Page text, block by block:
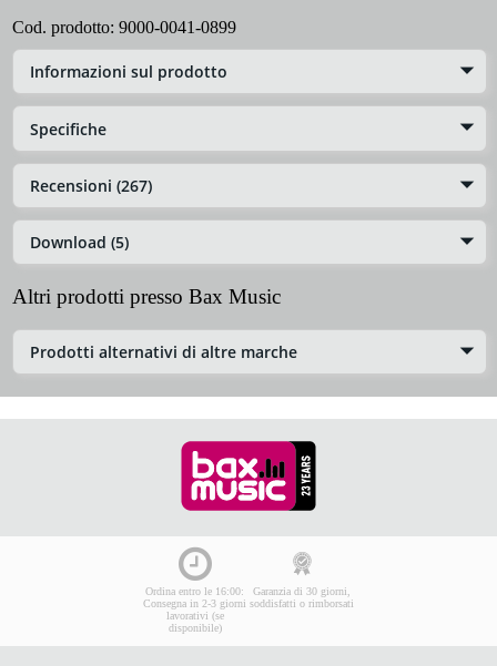
Cod. prodotto: 9000-0041-0899
Informazioni sul prodotto
Specifiche
Recensioni (267)
Download (5)
Altri prodotti presso Bax Music
Prodotti alternativi di altre marche
Ordina entro le 16:00:
Consegna in 2-3 giorni
lavorativi (se
disponibile)
Garanzia di 30 giorni,
soddisfatti o rimborsati